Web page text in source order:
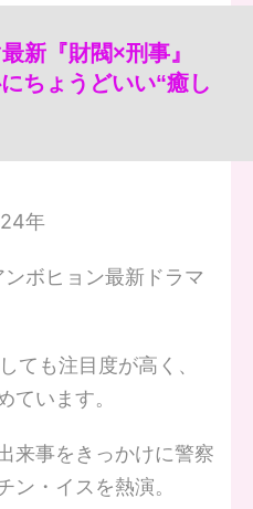
新『財閥×刑事』
ちょうどいい“癒し
年
ボヒョン最新ドラマ
ても注目度が高く、
ています。
来事をきっかけに警察
ン・イスを熱演。